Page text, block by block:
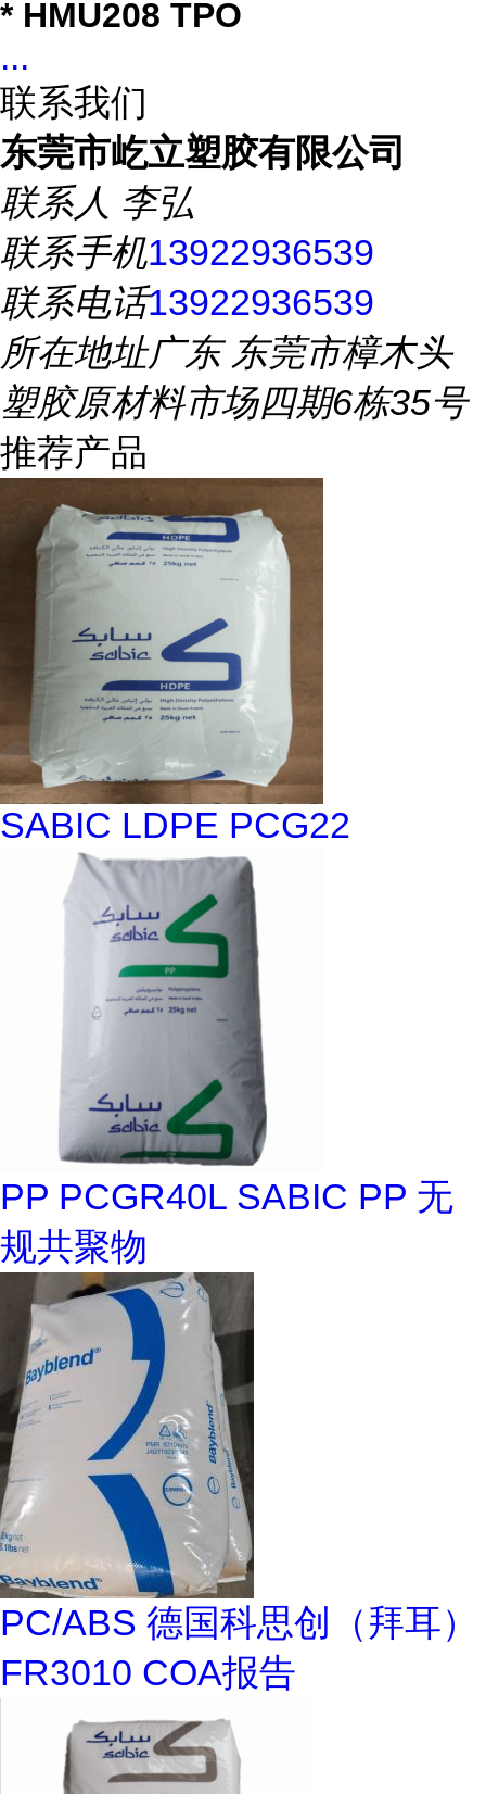
* HMU208 TPO
...
联系我们
东莞市屹立塑胶有限公司
联系人 李弘
联系手机13922936539
联系电话13922936539
所在地址广东 东莞市樟木头
塑胶原材料市场四期6栋35号
推荐产品
SABIC LDPE PCG22
PP PCGR40L SABIC PP 无
规共聚物
PC/ABS 德国科思创（拜耳）
FR3010 COA报告